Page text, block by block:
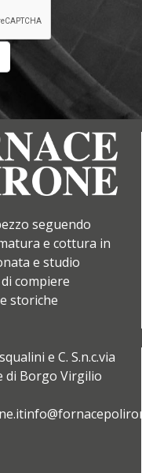
seguendo
e cottura in
e studio
compiere
storiche
e C. S.n.c.via
di Borgo Virgilio